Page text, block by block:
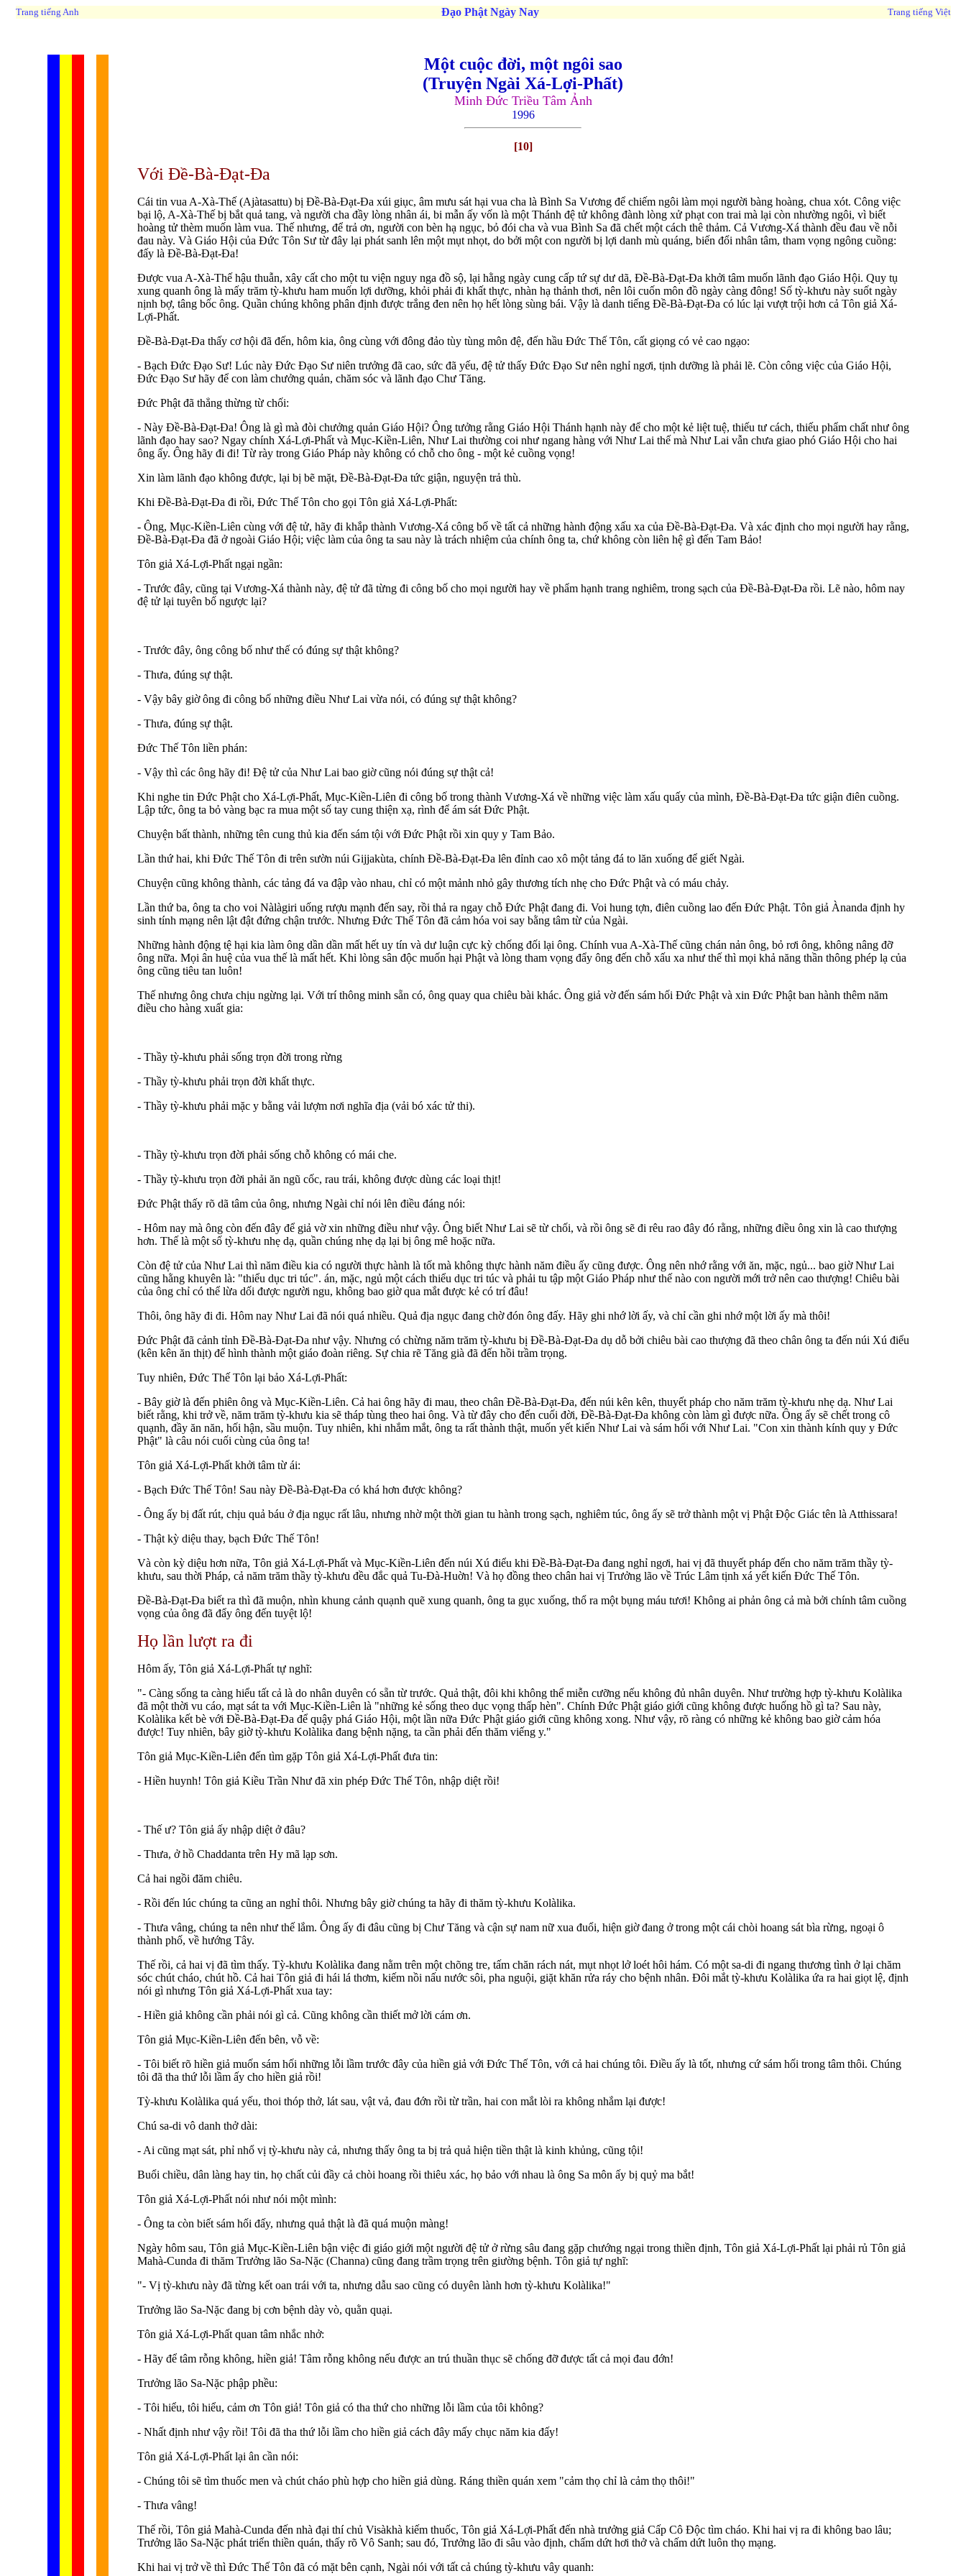
Trang tiếng Anh Đạo Phật Ngày Nay Trang tiếng Việt
Một cuộc đời, một ngôi sao
(Truyện Ngài Xá-Lợi-Phất)
Minh Ðức Triều Tâm Ảnh
1996
[10]
Với Ðề-Bà-Ðạt-Ða
Cái tin vua A-Xà-Thế (Ajàtasattu) bị Ðề-Bà-Ðạt-Ða xúi giục, âm mưu sát hại vua cha là Bình Sa Vương để chiếm ngôi làm mọi người bàng hoàng, chua xót. Công việc
bại lộ, A-Xà-Thế bị bắt quả tang, và người cha đầy lòng nhân ái, bi mẫn ấy vốn là một Thánh đệ tử không đành lòng xử phạt con trai mà lại còn nhường ngôi, vì biết
hoàng tử thèm muốn làm vua. Thế nhưng, để trả ơn, người con bèn hạ ngục, bỏ đói cha và vua Bình Sa đã chết một cách thê thảm. Cả Vương-Xá thành đều đau về nỗi
đau này. Và Giáo Hội của Ðức Tôn Sư từ đây lại phát sanh lên một mụt nhọt, do bởi một con người bị lợi danh mù quáng, biến đổi nhân tâm, tham vọng ngông cuồng:
đấy là Ðề-Bà-Ðạt-Ða!
Ðược vua A-Xà-Thế hậu thuẫn, xây cất cho một tu viện nguy nga đồ sộ, lại hằng ngày cung cấp tứ sự dư dã, Ðề-Bà-Ðạt-Ða khởi tâm muốn lãnh đạo Giáo Hội. Quy tụ
xung quanh ông là mấy trăm tỳ-khưu ham muốn lợi dưỡng, khỏi phải đi khất thực, nhàn hạ thảnh thơi, nên lôi cuốn môn đồ ngày càng đông! Số tỳ-khưu này suốt ngày
nịnh bợ, tâng bốc ông. Quần chúng không phân định được trắng đen nên họ hết lòng sùng bái. Vậy là danh tiếng Ðề-Bà-Ðạt-Ða có lúc lại vượt trội hơn cả Tôn giả Xá-
Lợi-Phất.
Ðề-Bà-Ðạt-Ða thấy cơ hội đã đến, hôm kia, ông cùng với đông đảo tùy tùng môn đệ, đến hầu Ðức Thế Tôn, cất giọng có vẻ cao ngạo:
- Bạch Ðức Ðạo Sư! Lúc này Ðức Ðạo Sư niên trưởng đã cao, sức đã yếu, đệ tử thấy Ðức Ðạo Sư nên nghỉ ngơi, tịnh dưỡng là phải lẽ. Còn công việc của Giáo Hội,
Ðức Ðạo Sư hãy để con làm chưởng quản, chăm sóc và lãnh đạo Chư Tăng.
Ðức Phật đã thẳng thừng từ chối:
- Này Ðề-Bà-Ðạt-Ða! Ông là gì mà đòi chưởng quản Giáo Hội? Ông tưởng rằng Giáo Hội Thánh hạnh này để cho một kẻ liệt tuệ, thiếu tư cách, thiếu phẩm chất như ông
lãnh đạo hay sao? Ngay chính Xá-Lợi-Phất và Mục-Kiền-Liên, Như Lai thường coi như ngang hàng với Như Lai thế mà Như Lai vẫn chưa giao phó Giáo Hội cho hai
ông ấy. Ông hãy đi đi! Từ rày trong Giáo Pháp này không có chỗ cho ông - một kẻ cuồng vọng!
Xin làm lãnh đạo không được, lại bị bẽ mặt, Ðề-Bà-Ðạt-Ða tức giận, nguyện trả thù.
Khi Ðề-Bà-Ðạt-Ða đi rồi, Ðức Thế Tôn cho gọi Tôn giả Xá-Lợi-Phất:
- Ông, Mục-Kiền-Liên cùng với đệ tử, hãy đi khắp thành Vương-Xá công bố về tất cả những hành động xấu xa của Ðề-Bà-Ðạt-Ða. Và xác định cho mọi người hay rằng,
Ðề-Bà-Ðạt-Ða đã ở ngoài Giáo Hội; việc làm của ông ta sau này là trách nhiệm của chính ông ta, chứ không còn liên hệ gì đến Tam Bảo!
Tôn giả Xá-Lợi-Phất ngại ngần:
- Trước đây, cũng tại Vương-Xá thành này, đệ tử đã từng đi công bố cho mọi người hay về phẩm hạnh trang nghiêm, trong sạch của Ðề-Bà-Ðạt-Ða rồi. Lẽ nào, hôm nay
đệ tử lại tuyên bố ngược lại?
- Trước đây, ông công bố như thế có đúng sự thật không?
- Thưa, đúng sự thật.
- Vậy bây giờ ông đi công bố những điều Như Lai vừa nói, có đúng sự thật không?
- Thưa, đúng sự thật.
Ðức Thế Tôn liền phán:
- Vậy thì các ông hãy đi! Ðệ tử của Như Lai bao giờ cũng nói đúng sự thật cả!
Khi nghe tin Ðức Phật cho Xá-Lợi-Phất, Mục-Kiền-Liên đi công bố trong thành Vương-Xá về những việc làm xấu quấy của mình, Ðề-Bà-Ðạt-Ða tức giận điên cuồng.
Lập tức, ông ta bỏ vàng bạc ra mua một số tay cung thiện xạ, rình để ám sát Ðức Phật.
Chuyện bất thành, những tên cung thủ kia đến sám tội với Ðức Phật rồi xin quy y Tam Bảo.
Lần thứ hai, khi Ðức Thế Tôn đi trên sườn núi Gijjakùta, chính Ðề-Bà-Ðạt-Ða lên đỉnh cao xô một tảng đá to lăn xuống để giết Ngài.
Chuyện cũng không thành, các tảng đá va đập vào nhau, chỉ có một mảnh nhỏ gây thương tích nhẹ cho Ðức Phật và có máu chảy.
Lần thứ ba, ông ta cho voi Nàlàgiri uống rượu mạnh đến say, rồi thả ra ngay chỗ Ðức Phật đang đi. Voi hung tợn, điên cuồng lao đến Ðức Phật. Tôn giả Ànanda định hy
sinh tính mạng nên lật đật đứng chận trước. Nhưng Ðức Thế Tôn đã cảm hóa voi say bằng tâm từ của Ngài.
Những hành động tệ hại kia làm ông dần dần mất hết uy tín và dư luận cực kỳ chống đối lại ông. Chính vua A-Xà-Thế cũng chán nản ông, bỏ rơi ông, không nâng đỡ
ông nữa. Mọi ân huệ của vua thế là mất hết. Khi lòng sân độc muốn hại Phật và lòng tham vọng đẩy ông đến chỗ xấu xa như thế thì mọi khả năng thần thông phép lạ của
ông cũng tiêu tan luôn!
Thế nhưng ông chưa chịu ngừng lại. Với trí thông minh sẵn có, ông quay qua chiêu bài khác. Ông giả vờ đến sám hối Ðức Phật và xin Ðức Phật ban hành thêm năm
điều cho hàng xuất gia:
- Thầy tỳ-khưu phải sống trọn đời trong rừng
- Thầy tỳ-khưu phải trọn đời khất thực.
- Thầy tỳ-khưu phải mặc y bằng vải lượm nơi nghĩa địa (vải bó xác tử thi).
- Thầy tỳ-khưu trọn đời phải sống chỗ không có mái che.
- Thầy tỳ-khưu trọn đời phải ăn ngũ cốc, rau trái, không được dùng các loại thịt!
Ðức Phật thấy rõ dã tâm của ông, nhưng Ngài chỉ nói lên điều đáng nói:
- Hôm nay mà ông còn đến đây để giả vờ xin những điều như vậy. Ông biết Như Lai sẽ từ chối, và rồi ông sẽ đi rêu rao đây đó rằng, những điều ông xin là cao thượng
hơn. Thế là một số tỳ-khưu nhẹ dạ, quần chúng nhẹ dạ lại bị ông mê hoặc nữa.
Còn đệ tử của Như Lai thì năm điều kia có người thực hành là tốt mà không thực hành năm điều ấy cũng được. Ông nên nhớ rằng với ăn, mặc, ngủ... bao giờ Như Lai
cũng hằng khuyên là: "thiểu dục tri túc". án, mặc, ngủ một cách thiểu dục tri túc và phải tu tập một Giáo Pháp như thế nào con người mới trở nên cao thượng! Chiêu bài
của ông chỉ có thể lừa dối được người ngu, không bao giờ qua mắt được kẻ có trí đâu!
Thôi, ông hãy đi đi. Hôm nay Như Lai đã nói quá nhiều. Quả địa ngục đang chờ đón ông đấy. Hãy ghi nhớ lời ấy, và chỉ cần ghi nhớ một lời ấy mà thôi!
Ðức Phật đã cảnh tỉnh Ðề-Bà-Ðạt-Ða như vậy. Nhưng có chừng năm trăm tỳ-khưu bị Ðề-Bà-Ðạt-Ða dụ dỗ bởi chiêu bài cao thượng đã theo chân ông ta đến núi Xú điểu
(kên kên ăn thịt) để hình thành một giáo đoàn riêng. Sự chia rẽ Tăng già đã đến hồi trầm trọng.
Tuy nhiên, Ðức Thế Tôn lại bảo Xá-Lợi-Phất:
- Bây giờ là đến phiên ông và Mục-Kiền-Liên. Cả hai ông hãy đi mau, theo chân Ðề-Bà-Ðạt-Ða, đến núi kên kên, thuyết pháp cho năm trăm tỳ-khưu nhẹ dạ. Như Lai
biết rằng, khi trở về, năm trăm tỳ-khưu kia sẽ tháp tùng theo hai ông. Và từ đây cho đến cuối đời, Ðề-Bà-Ðạt-Ða không còn làm gì được nữa. Ông ấy sẽ chết trong cô
quạnh, đầy ăn năn, hối hận, sầu muộn. Tuy nhiên, khi nhắm mắt, ông ta rất thành thật, muốn yết kiến Như Lai và sám hối với Như Lai. "Con xin thành kính quy y Ðức
Phật" là câu nói cuối cùng của ông ta!
Tôn giả Xá-Lợi-Phất khởi tâm từ ái:
- Bạch Ðức Thế Tôn! Sau này Ðề-Bà-Ðạt-Ða có khá hơn được không?
- Ông ấy bị đất rút, chịu quả báu ở địa ngục rất lâu, nhưng nhờ một thời gian tu hành trong sạch, nghiêm túc, ông ấy sẽ trở thành một vị Phật Ðộc Giác tên là Atthissara!
- Thật kỳ diệu thay, bạch Ðức Thế Tôn!
Và còn kỳ diệu hơn nữa, Tôn giả Xá-Lợi-Phất và Mục-Kiền-Liên đến núi Xú điểu khi Ðề-Bà-Ðạt-Ða đang nghỉ ngơi, hai vị đã thuyết pháp đến cho năm trăm thầy tỳ-
khưu, sau thời Pháp, cả năm trăm thầy tỳ-khưu đều đắc quả Tu-Ðà-Huờn! Và họ đồng theo chân hai vị Trưởng lão về Trúc Lâm tịnh xá yết kiến Ðức Thế Tôn.
Ðề-Bà-Ðạt-Ða biết ra thì đã muộn, nhìn khung cảnh quạnh quẽ xung quanh, ông ta gục xuống, thổ ra một bụng máu tươi! Không ai phản ông cả mà bởi chính tâm cuồng
vọng của ông đã đẩy ông đến tuyệt lộ!
Họ lần lượt ra đi
Hôm ấy, Tôn giả Xá-Lợi-Phất tự nghĩ:
"- Càng sống ta càng hiểu tất cả là do nhân duyên có sẵn từ trước. Quả thật, đôi khi không thể miễn cưỡng nếu không đủ nhân duyên. Như trường hợp tỳ-khưu Kolàlika
đã một thời vu cáo, mạt sát ta với Mục-Kiền-Liên là "những kẻ sống theo dục vọng thấp hèn". Chính Ðức Phật giáo giới cũng không được huống hồ gì ta? Sau này,
Kolàlika kết bè với Ðề-Bà-Ðạt-Ða để quậy phá Giáo Hội, một lần nữa Ðức Phật giáo giới cũng không xong. Như vậy, rõ ràng có những kẻ không bao giờ cảm hóa
được! Tuy nhiên, bây giờ tỳ-khưu Kolàlika đang bệnh nặng, ta cần phải đến thăm viếng y."
Tôn giả Mục-Kiền-Liên đến tìm gặp Tôn giả Xá-Lợi-Phất đưa tin:
- Hiền huynh! Tôn giả Kiều Trần Như đã xin phép Ðức Thế Tôn, nhập diệt rồi!
- Thế ư? Tôn giả ấy nhập diệt ở đâu?
- Thưa, ở hồ Chaddanta trên Hy mã lạp sơn.
Cả hai ngồi đăm chiêu.
- Rồi đến lúc chúng ta cũng an nghỉ thôi. Nhưng bây giờ chúng ta hãy đi thăm tỳ-khưu Kolàlika.
- Thưa vâng, chúng ta nên như thế lắm. Ông ấy đi đâu cũng bị Chư Tăng và cận sự nam nữ xua đuổi, hiện giờ đang ở trong một cái chòi hoang sát bìa rừng, ngoại ô
thành phố, về hướng Tây.
Thế rồi, cả hai vị đã tìm thấy. Tỳ-khưu Kolàlika đang nằm trên một chõng tre, tấm chăn rách nát, mụt nhọt lở loét hôi hám. Có một sa-di đi ngang thương tình ở lại chăm
sóc chút cháo, chút hồ. Cả hai Tôn giả đi hái lá thơm, kiếm nồi nấu nước sôi, pha nguội, giặt khăn rửa ráy cho bệnh nhân. Ðôi mắt tỳ-khưu Kolàlika ứa ra hai giọt lệ, định
nói gì nhưng Tôn giả Xá-Lợi-Phất xua tay:
- Hiền giả không cần phải nói gì cả. Cũng không cần thiết mở lời cám ơn.
Tôn giả Mục-Kiền-Liên đến bên, vỗ về:
- Tôi biết rõ hiền giả muốn sám hối những lỗi lầm trước đây của hiền giả với Ðức Thế Tôn, với cả hai chúng tôi. Ðiều ấy là tốt, nhưng cứ sám hối trong tâm thôi. Chúng
tôi đã tha thứ lỗi lầm ấy cho hiền giả rồi!
Tỳ-khưu Kolàlika quá yếu, thoi thóp thở, lát sau, vật vả, đau đớn rồi từ trần, hai con mắt lòi ra không nhắm lại được!
Chú sa-di vô danh thở dài:
- Ai cũng mạt sát, phỉ nhổ vị tỳ-khưu này cả, nhưng thấy ông ta bị trả quả hiện tiền thật là kinh khủng, cũng tội!
Buổi chiều, dân làng hay tin, họ chất củi đầy cả chòi hoang rồi thiêu xác, họ bảo với nhau là ông Sa môn ấy bị quỷ ma bắt!
Tôn giả Xá-Lợi-Phất nói như nói một mình:
- Ông ta còn biết sám hối đấy, nhưng quả thật là đã quá muộn màng!
Ngày hôm sau, Tôn giả Mục-Kiền-Liên bận việc đi giáo giới một người đệ tử ở rừng sâu đang gặp chướng ngại trong thiền định, Tôn giả Xá-Lợi-Phất lại phải rủ Tôn giả
Mahà-Cunda đi thăm Trưởng lão Sa-Nặc (Channa) cũng đang trầm trọng trên giường bệnh. Tôn giả tự nghĩ:
"- Vị tỳ-khưu này đã từng kết oan trái với ta, nhưng dẫu sao cũng có duyên lành hơn tỳ-khưu Kolàlika!"
Trưởng lão Sa-Nặc đang bị cơn bệnh dày vò, quằn quại.
Tôn giả Xá-Lợi-Phất quan tâm nhắc nhở:
- Hãy để tâm rỗng không, hiền giả! Tâm rỗng không nếu được an trú thuần thục sẽ chống đỡ được tất cả mọi đau đớn!
Trưởng lão Sa-Nặc phập phều:
- Tôi hiểu, tôi hiểu, cảm ơn Tôn giả! Tôn giả có tha thứ cho những lỗi lầm của tôi không?
- Nhất định như vậy rồi! Tôi đã tha thứ lỗi lầm cho hiền giả cách đây mấy chục năm kia đấy!
Tôn giả Xá-Lợi-Phất lại ân cần nói:
- Chúng tôi sẽ tìm thuốc men và chút cháo phù hợp cho hiền giả dùng. Ráng thiền quán xem "cảm thọ chỉ là cảm thọ thôi!"
- Thưa vâng!
Thế rồi, Tôn giả Mahà-Cunda đến nhà đại thí chủ Visàkhà kiếm thuốc, Tôn giả Xá-Lợi-Phất đến nhà trưởng giả Cấp Cô Ðộc tìm cháo. Khi hai vị ra đi không bao lâu;
Trưởng lão Sa-Nặc phát triển thiền quán, thấy rõ Vô Sanh; sau đó, Trưởng lão đi sâu vào định, chấm dứt hơi thở và chấm dứt luôn thọ mạng.
Khi hai vị trở về thì Ðức Thế Tôn đã có mặt bên cạnh, Ngài nói với tất cả chúng tỳ-khưu vây quanh: